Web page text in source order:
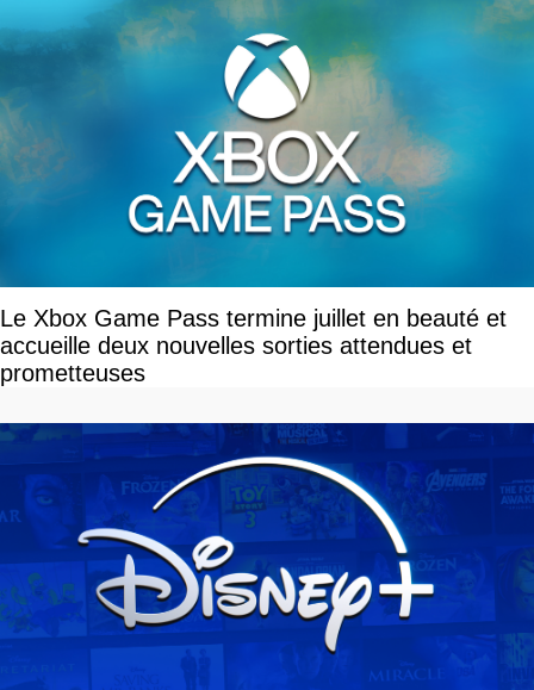
Le Xbox Game Pass termine juillet en beauté et
accueille deux nouvelles sorties attendues et
prometteuses